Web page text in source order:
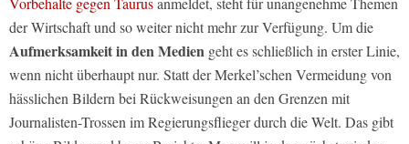
der Wirtschaft und so weiter nicht mehr zur Verfügung. Um die
Aufmerksamkeit in den Medien geht es schließlich in erster Linie,
wenn nicht überhaupt nur. Statt der Merkel’schen Vermeidung von
hässlichen Bildern bei Rückweisungen an den Grenzen mit
Journalisten-Trossen im Regierungsflieger durch die Welt. Das gibt